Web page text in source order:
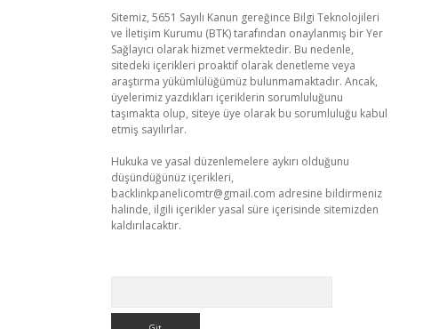
Sitemiz, 5651 Sayılı Kanun gereğince Bilgi Teknolojileri
ve İletişim Kurumu (BTK) tarafından onaylanmış bir Yer
Sağlayıcı olarak hizmet vermektedir. Bu nedenle,
sitedeki içerikleri proaktif olarak denetleme veya
araştırma yükümlülüğümüz bulunmamaktadır. Ancak,
üyelerimiz yazdıkları içeriklerin sorumluluğunu
taşımakta olup, siteye üye olarak bu sorumluluğu kabul
etmiş sayılırlar.
Hukuka ve yasal düzenlemelere aykırı olduğunu
düşündüğünüz içerikleri,
backlinkpanelicomtr@gmail.com adresine bildirmeniz
halinde, ilgili içerikler yasal süre içerisinde sitemizden
kaldırılacaktır.